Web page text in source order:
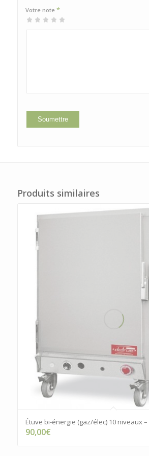
Votre note *
Produits similaires
Étuve bi-énergie (gaz/élec) 10 niveaux –
90,00€